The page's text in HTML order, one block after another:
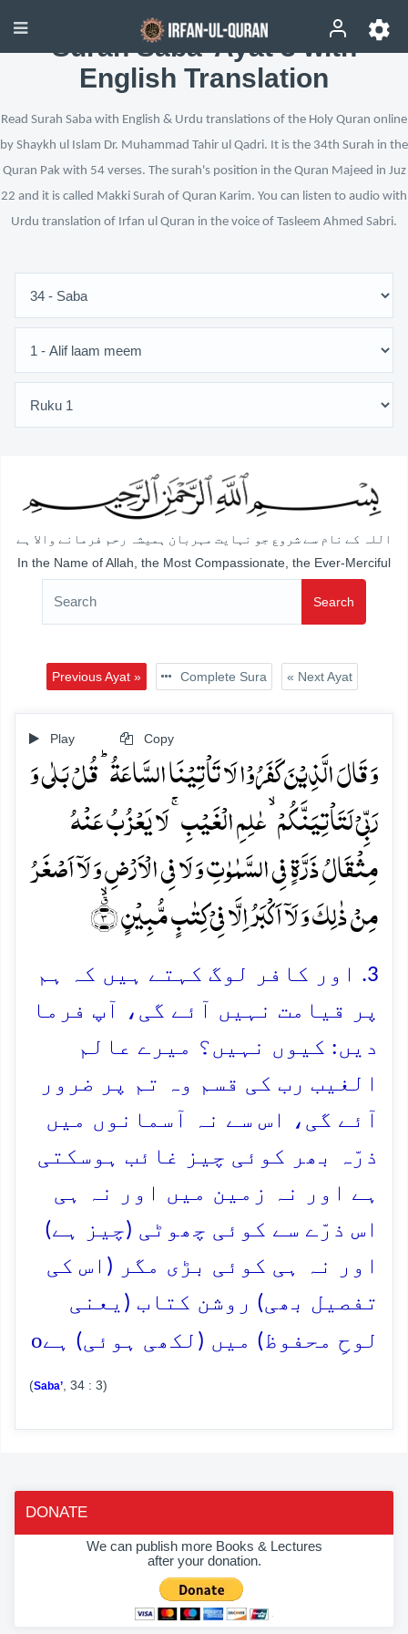
Surah Saba’ Ayat 3 with
English Translation
Read Surah Saba with English & Urdu translations of the Holy Quran online
by Shaykh ul Islam Dr. Muhammad Tahir ul Qadri. It is the 34th Surah in the
Quran Pak with 54 verses. The surah's position in the Quran Majeed in Juz
22 and it is called Makki Surah of Quran Karim. You can listen to audio with
Urdu translation of Irfan ul Quran in the voice of Tasleem Ahmed Sabri.
اللہ کے نام سے شروع جو نہایت مہربان ہمیشہ رحم فرمانے والا ہے
In the Name of Allah, the Most Compassionate, the Ever-Merciful
Search
Previous Ayat » Complete Sura « Next Ayat
Play Copy
وَ قَالَ الَّذِیۡنَ کَفَرُوۡا لَا تَاۡتِیۡنَا السَّاعَۃُ ؕ قُلۡ بَلٰی وَ
رَبِّیۡ لَتَاۡتِیَنَّکُمۡ ۙ عٰلِمِ الۡغَیۡبِ ۚ لَا یَعۡزُبُ عَنۡہُ
مِثۡقَالُ ذَرَّۃٍ فِی السَّمٰوٰتِ وَ لَا فِی الۡاَرۡضِ وَ لَاۤ اَصۡغَرُ
مِنۡ ذٰلِکَ وَ لَاۤ اَکۡبَرُ اِلَّا فِیۡ کِتٰبٍ مُّبِیۡنٍ ٭ۙ﴿۳﴾
3. اور کافر لوگ کہتے ہیں کہ ہم
پر قیامت نہیں آئے گی، آپ فرما
دیں: کیوں نہیں؟ میرے عالم
الغیب رب کی قسم وہ تم پر ضرور
آئے گی، اس سے نہ آسمانوں میں
ذرّہ بھر کوئی چیز غائب ہوسکتی
ہے اور نہ زمین میں اور نہ ہی
اس ذرّے سے کوئی چھوٹی (چیز ہے)
اور نہ ہی کوئی بڑی مگر (اس کی
تفصیل بھی) روشن کتاب (یعنی
لوحِ محفوظ) میں (لکھی ہوئی) ہےo
(Saba’ , 34 : 3)
DONATE
We can publish more Books & Lectures
after your donation.